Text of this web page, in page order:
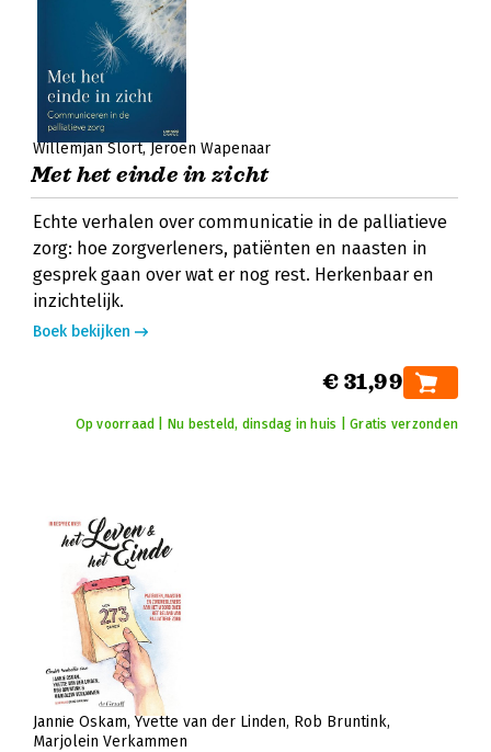
Willemjan Slort Jeroen Wapenaar
Met het einde in zicht
Echte verhalen over communicatie in de palliatieve
zorg: hoe zorgverleners, patiënten en naasten in
gesprek gaan over wat er nog rest. Herkenbaar en
inzichtelijk.
Boek bekijken
€ 31,99
Op voorraad | Nu besteld, dinsdag in huis | Gratis verzonden
Jannie Oskam Yvette van der Linden Rob Bruntink
Marjolein Verkammen